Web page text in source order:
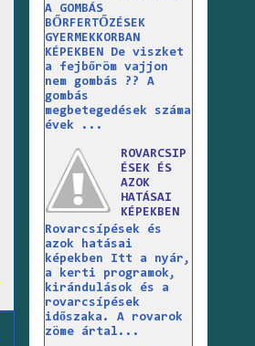
A GOMBÁS
BŐRFERTŐZÉSEK
GYERMEKKORBAN
KÉPEKBEN De viszket
a fejbőröm vajjon
nem gombás ?? A
gombás
megbetegedések száma
évek ...
ROVARCSIP
ÉSEK ÉS
AZOK
HATÁSAI
KÉPEKBEN
Rovarcsípések és
azok hatásai
képekben Itt a nyár,
a kerti programok,
kirándulások és a
rovarcsípések
időszaka. A rovarok
zöme ártal...